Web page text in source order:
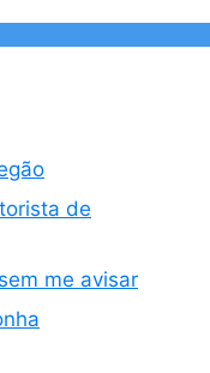
de
me avisar